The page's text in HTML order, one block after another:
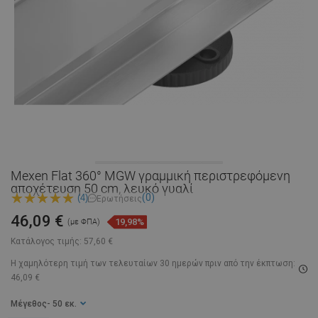
Mexen Flat 360° MGW γραμμική περιστρεφόμενη
αποχέτευση 50 cm, λευκό γυαλί
(4) Ερωτήσεις(0)
Κατάλογος τιμής: 57,60 €
46,09 € (με ΦΠΑ) 19,98%
Η χαμηλότερη τιμή των τελευταίων 30 ημερών πριν από την έκπτωση:
46,09 €
Μέγεθος - 50 εκ.